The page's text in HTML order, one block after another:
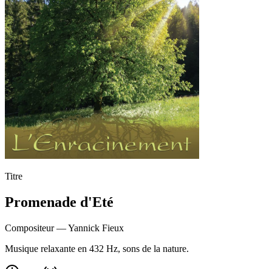
Titre
Promenade d'Eté
Compositeur —Yannick Fieux
Musique relaxante en 432 Hz, sons de la nature.